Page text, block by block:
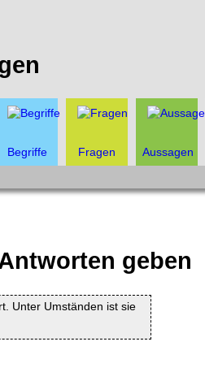
Begriffe Fragen Aussagen
geben
Unter Umständen ist sie